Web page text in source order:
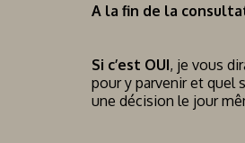
A la fin de la
Si c’est OUI, je vous
pour y parvenir et quel
une décision le jour